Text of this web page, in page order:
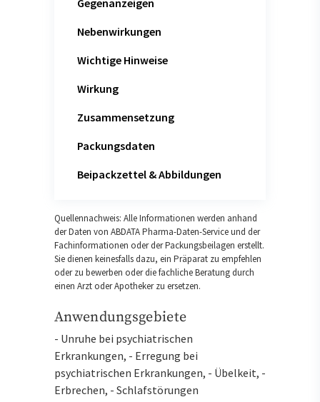
Nebenwirkungen
Wichtige Hinweise
Wirkung
Zusammensetzung
Packungsdaten
Beipackzettel & Abbildungen
Quellennachweis: Alle Informationen werden anhand
der Daten von ABDATA Pharma-Daten-Service und der
Fachinformationen oder der Packungsbeilagen erstellt.
Sie dienen keinesfalls dazu, ein Präparat zu empfehlen
oder zu bewerben oder die fachliche Beratung durch
einen Arzt oder Apotheker zu ersetzen.
Anwendungsgebiete
- Unruhe bei psychiatrischen
Erkrankungen, - Erregung bei
psychiatrischen Erkrankungen, - Übelkeit, -
Erbrechen, - Schlafstörungen